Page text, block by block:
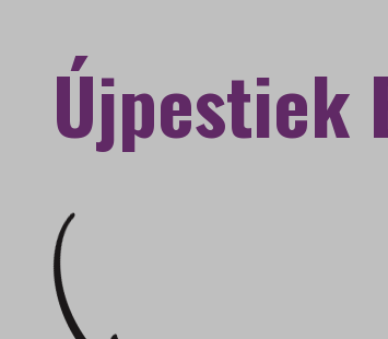
Újpestiek